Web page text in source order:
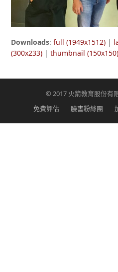
Downloads:full (1949x1512) |
(300x233) |thumbnail (150x150)
© 2017 火箭教育股份有
免費評估
臉書粉絲團